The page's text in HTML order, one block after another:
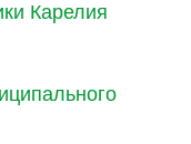
Карелия